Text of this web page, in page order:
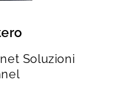
Soluzioni